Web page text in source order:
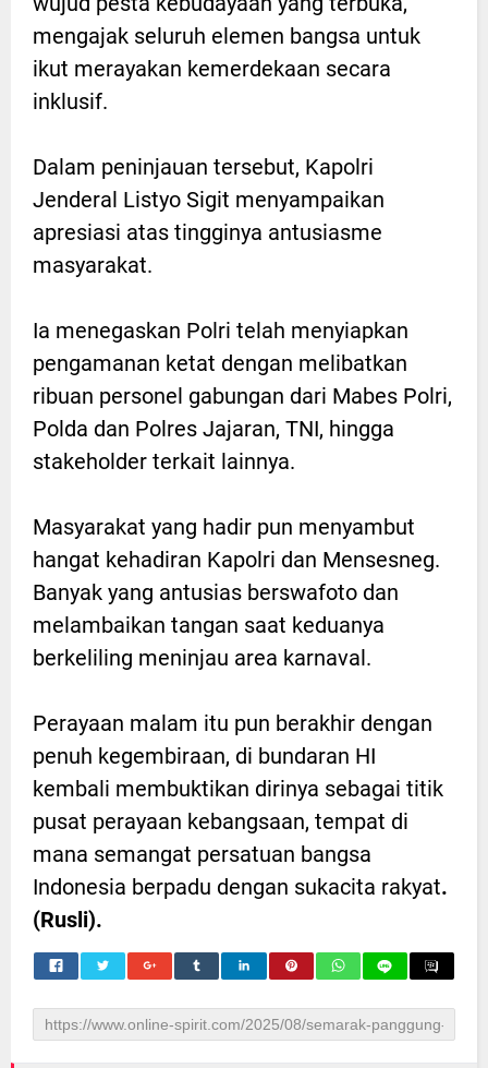
mengajak seluruh elemen bangsa untuk
ikut merayakan kemerdekaan secara
inklusif.
Dalam peninjauan tersebut, Kapolri
Jenderal Listyo Sigit menyampaikan
apresiasi atas tingginya antusiasme
masyarakat.
Ia menegaskan Polri telah menyiapkan
pengamanan ketat dengan melibatkan
ribuan personel gabungan dari Mabes Polri,
Polda dan Polres Jajaran, TNI, hingga
stakeholder terkait lainnya.
Masyarakat yang hadir pun menyambut
hangat kehadiran Kapolri dan Mensesneg.
Banyak yang antusias berswafoto dan
melambaikan tangan saat keduanya
berkeliling meninjau area karnaval.
Perayaan malam itu pun berakhir dengan
penuh kegembiraan, di bundaran HI
kembali membuktikan dirinya sebagai titik
pusat perayaan kebangsaan, tempat di
mana semangat persatuan bangsa
Indonesia berpadu dengan sukacita rakyat.
(Rusli).